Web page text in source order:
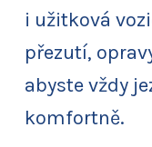
i užitková
přezutí,
abyste vždy
komfortně.